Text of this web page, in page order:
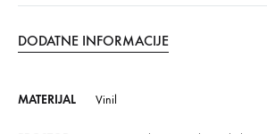
DODATNE INFORMACIJE
MATERIJAL Vinil